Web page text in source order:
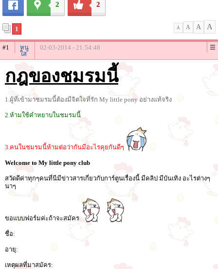
2 2
1 A A A A
#1
หนู
ใส
02-03-2014 - 21:54:48
กฎของชมรมนี้
1.ผู้ที่เข้ามาชมรมนี้ต้องมีจิตใจที่รัก My little pony อย่างแท้จริง
2.ห้ามใช้คำหยาบในชมรมนี้
3.คนในชมรมนี้ห้ามต่อว่ากันมีอะไรคุยกันดีๆ
Welcome to My little pony club
สวัดดีค่าทุกๆคนที่นีมีข่าวสารเกี่ยวกับการ์ตูนเรื่องนี้ มีคลิป มีบันเทิง อะไรต่างๆ
นาๆ
ขอแบบฟอร์มค่ะถ้าจะสมัคร
ชื่อ:
อายุ:
เหตุผลที่มาสมัคร: